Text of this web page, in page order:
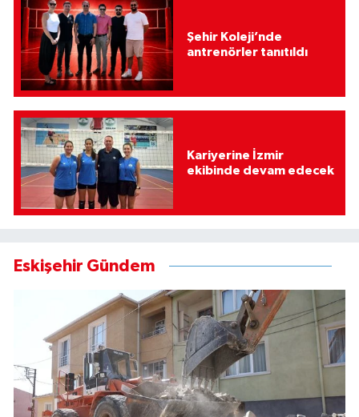
Şehir Koleji’nde
antrenörler tanıtıldı
Kariyerine İzmir
ekibinde devam edecek
Eskişehir Gündem